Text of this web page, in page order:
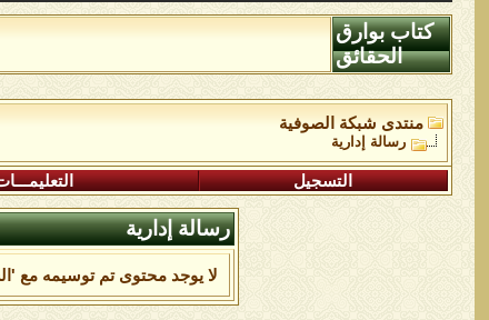
كتاب بوارق
الحقائق
منتدى شبكة الصوفية
رسالة إدارية
التسجيل
رسالة إدارية
لا يوجد محتوى تم توسيمه مع